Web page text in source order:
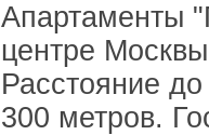
Апартаменты
центре
Расстояние
300 метров.